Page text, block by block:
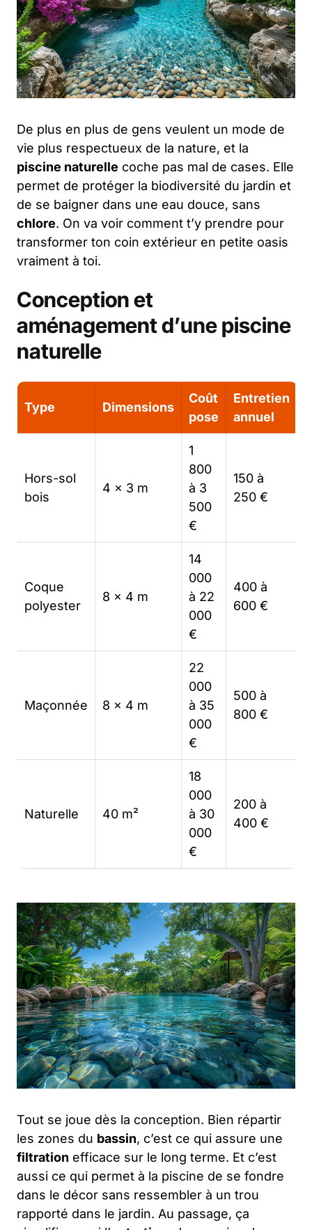
De plus en plus de gens veulent un mode de
vie plus respectueux de la nature, et la
piscine naturelle coche pas mal de cases. Elle
permet de protéger la biodiversité du jardin et
de se baigner dans une eau douce, sans
chlore. On va voir comment t’y prendre pour
transformer ton coin extérieur en petite oasis
vraiment à toi.
Conception et
aménagement d’une piscine
naturelle
Type Dimensions
Coût
pose
Entretien
annuel
Hors-sol
bois
4 x 3 m
1
800
à 3
500
€
150 à
250 €
Coque
polyester
8 x 4 m
14
000
à 22
000
€
400 à
600 €
Maçonnée 8 x 4 m
22
000
à 35
000
€
500 à
800 €
Naturelle 40 m²
18
000
à 30
000
€
200 à
400 €
Tout se joue dès la conception. Bien répartir
les zones du bassin, c’est ce qui assure une
filtration efficace sur le long terme. Et c’est
aussi ce qui permet à la piscine de se fondre
dans le décor sans ressembler à un trou
rapporté dans le jardin. Au passage, ça